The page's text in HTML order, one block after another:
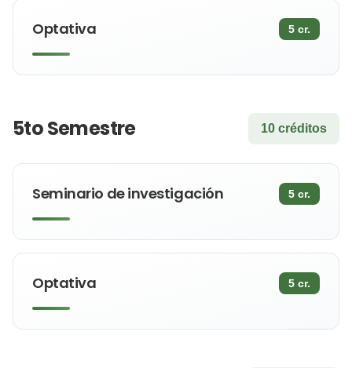
Optativa 5 cr.
5to Semestre 10 créditos
Seminario de investigación 5 cr.
Optativa 5 cr.